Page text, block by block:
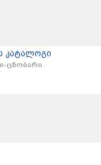
კატალოგი
ცნობარი